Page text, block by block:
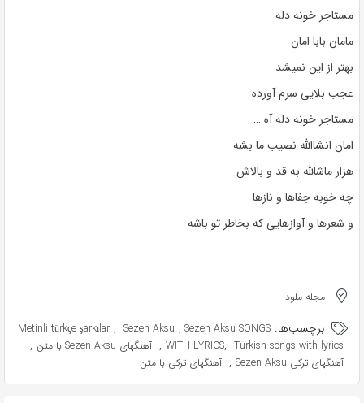
مستاجر خونه دله
مامان بابا امان
بهتر از این نمیشد
عجب بلایی سرم آورده
مستاجر خونه دله آه …
امان انشاالله نصیب ما بشه
هزار ماشالله به قد و بالاش
چه خوبه جفاها و نازها
و شعرها و آوازهایی که بخاطر تو باشه
مجله ملود
برچسب‌ها: Metinli türkçe şarkılar , Sezen Aksu , Sezen Aksu SONGS
WITH LYRICS, Turkish songs with lyrics
, آهنگهای Sezen Aksu با متن ,
آهنگهای ترکی Sezen Aksu , آهنگهای ترکی با متن